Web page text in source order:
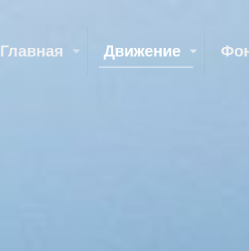
Главная Движение